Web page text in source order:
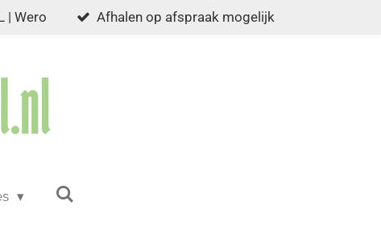
| Wero Afhalen op afspraak mogelijk